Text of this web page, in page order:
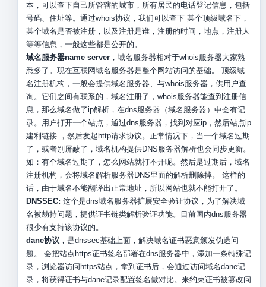
本，可以查下自己所管辖的城市，所有居民的电话登记信息，包括
号码、住址等。通过whois协议，我们可以查下 某个顶级域名下，
某个域名是否被注册，以及注册是谁，注册的时间，地点，注册人
等等信息，一般这些都是公开的。
域名服务器name server，域名服务器相对于whois服务器大家熟
悉多了。现在互联网域名服务器是整个网站访问的基础。 顶级域
名注册机构，一般会提供域名服务器、与whois服务器，供用户查
询。它们之间有联系的，域名注册了，whois服务器能查到注册信
息，那么域名做了ip解析，在dns服务器（域名服务器）中会有记
录。用户打开一个站点，通过dns服务器，找到对应ip，然后站点ip
建利链接 ，然后发起http请求协议。正常情况下，当一个域名过期
了，或者别屏蔽了，域名机构提供DNS服务器解析也会同步更新。
如：有个域名过期了，怎么网站就打不开呢。然后是过期后，域名
注册机构，会将域名解析服务器DNS里面的解析删除掉。 这样的
话，由于域名不能翻译出正常地址，所以网站也就不能打开了。
DNSSEC: 这个是dns域名服务器扩展安全验证协议，为了解决域
名被劫持问题，提供证书链类解析验证功能。目前国内dns服务器
很少有支持该协议的。
dane协议， 是dnssec基础上面，解决域名证书恶意颁发伪造问
题。 会把站点https证书签名部署在dns服务器中，添加一条特殊记
录，浏览器访问https站点，拿到证书后，会通过访问域名dane记
录，将获得证书与dane记录配置签名做对比。来约束证书被篡改问